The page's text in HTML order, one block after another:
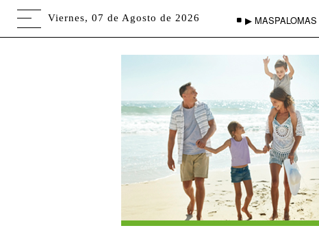
Viernes, 07 de Agosto de 2026 ▶